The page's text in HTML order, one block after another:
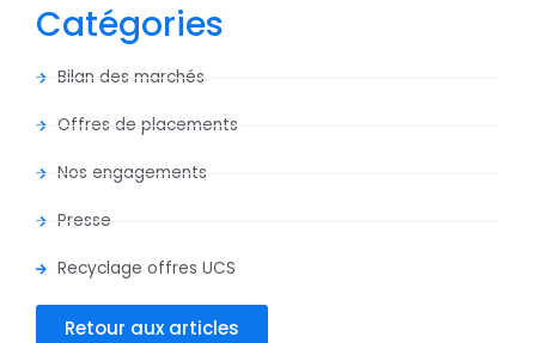
Catégories
Bilan des marchés
Offres de placements
Nos engagements
Presse
Recyclage offres UCS
Retour aux articles